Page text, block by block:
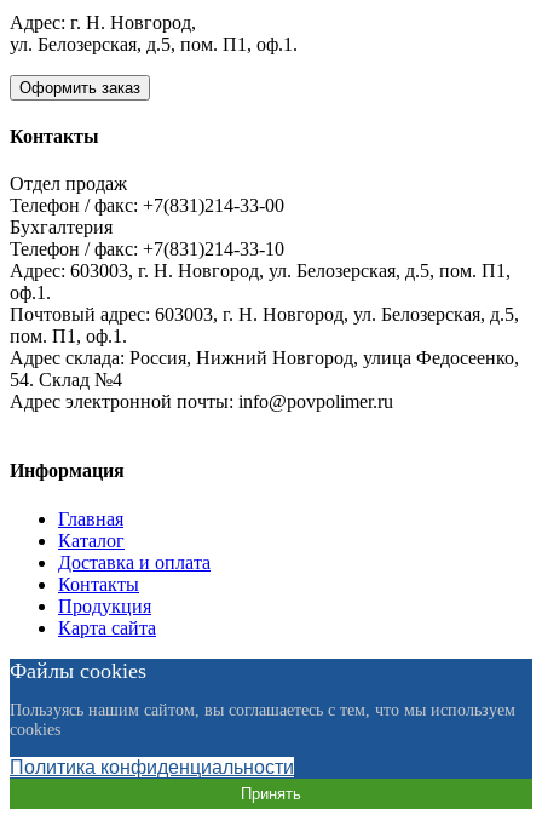
Адрес: г. Н. Новгород,
ул. Белозерская, д.5, пом. П1, оф.1.
Оформить заказ
Контакты
Отдел продаж
Телефон / факс: +7(831)214-33-00
Бухгалтерия
Телефон / факс: +7(831)214-33-10
Адрес: 603003, г. Н. Новгород, ул. Белозерская, д.5, пом. П1,
оф.1.
Почтовый адрес: 603003, г. Н. Новгород, ул. Белозерская, д.5,
пом. П1, оф.1.
Адрес склада: Россия, Нижний Новгород, улица Федосеенко,
54. Склад №4
Адрес электронной почты: info@povpolimer.ru
Информация
Главная
Каталог
Доставка и оплата
Контакты
Продукция
Карта сайта
Файлы cookies
Пользуясь нашим сайтом, вы соглашаетесь с тем, что мы используем
cookies
Политика конфиденциальности
Принять